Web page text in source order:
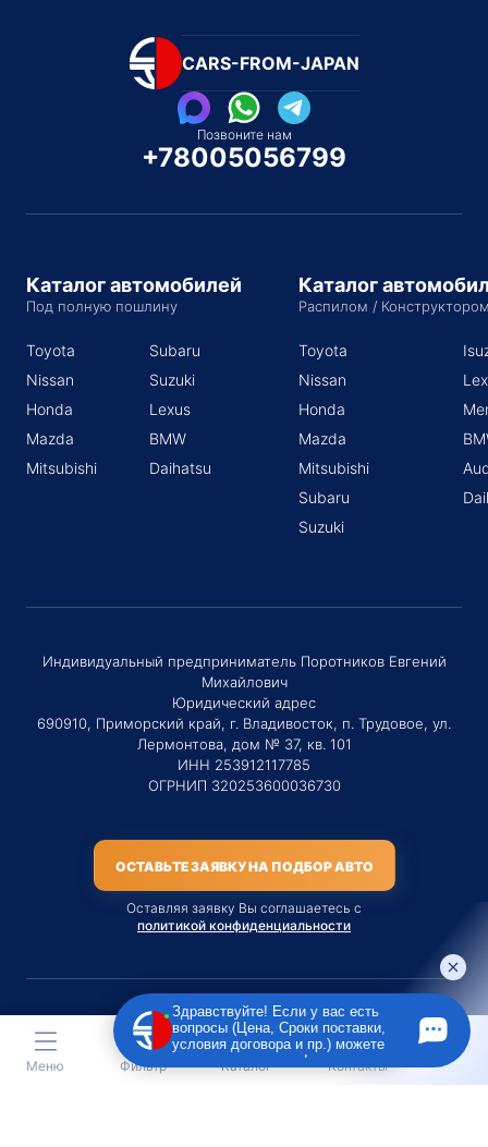
CARS-FROM-JAPAN
Позвоните нам
+78005056799
Каталог автомобилей
Под полную пошлину
Toyota
Nissan
Honda
Mazda
Mitsubishi
Subaru
Suzuki
Lexus
BMW
Daihatsu
Каталог
Распилом /
Toyota
Nissan
Honda
Mazda
Mitsubishi
Subaru
Suzuki
Индивидуальный предприниматель Поротников Евгений
Михайлович
Юридический адрес
690910, Приморский край, г. Владивосток, п. Трудовое, ул.
Лермонтова, дом № 37, кв. 101
ИНН 253912117785
ОГРНИП 320253600036730
ОСТАВЬТЕ ЗАЯВКУ НА ПОДБОР АВТО
Оставляя заявку Вы соглашаетесь с
политикой конфиденциальности
Материалы данного сайта являются публичной офертой
только на услугу сопровождения Агентом приобретения
транспортного средства Клиентом.
Меню Фильтр Каталог Контакты
Здравствуйте! Если у вас есть
вопросы (Цена, Сроки поставки,
условия договора и пр.) можете
задать их мне в чат!